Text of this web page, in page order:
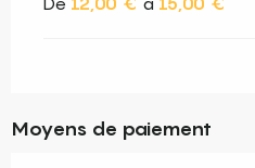
Moyens de paiement